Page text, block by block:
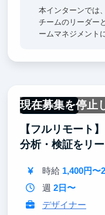
本インターンでは
チームのリーダー
ームマネジメント
特に、数千万の予
長に貢献したとい
な差をつける強力
実際に過去のイン
アクセンチュアな
現在募集を停止
フルリモート
【フルリモート
分析・検証をリ
時給 1,400円〜
週 2日〜
デザイナー